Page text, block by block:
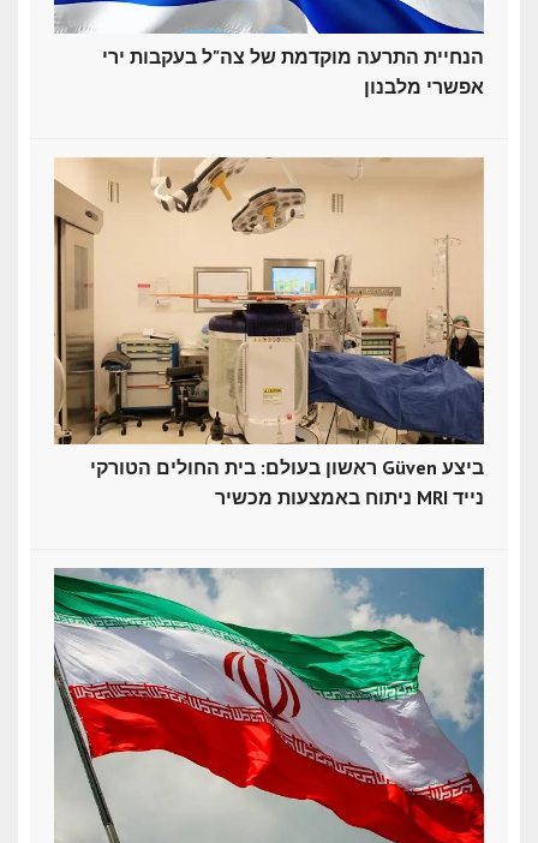
הנחיית התרעה מוקדמת של צה"ל בעקבות ירי
אפשרי מלבנון
ראשון בעולם: בית החולים הטורקי Güven ביצע
ניתוח באמצעות מכשיר MRI נייד